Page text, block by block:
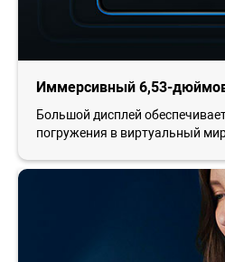
Иммерсивный 6,53-
Большой дисплей
погружения в виртуальный